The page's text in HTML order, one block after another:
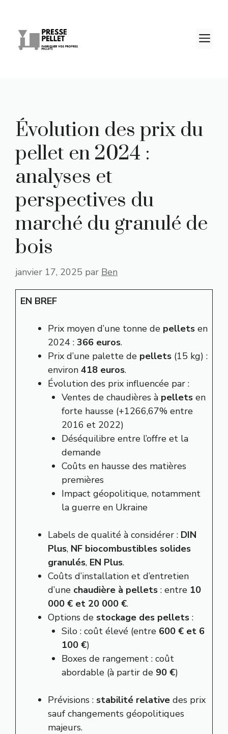
contenu
Évolution des prix du
pellet en 2024 :
analyses et
perspectives du
marché du granulé de
bois
janvier 17, 2025 par Ben
EN BREF
Prix moyen d’une tonne de pellets en
2024 : 366 euros.
Prix d’une palette de pellets (15 kg) :
environ 418 euros.
Évolution des prix influencée par :
Ventes de chaudières à pellets en
forte hausse (+1266,67% entre
2016 et 2022)
Déséquilibre entre l’offre et la
demande
Coûts en hausse des matières
premières
Impact géopolitique, notamment
la guerre en Ukraine
Labels de qualité à considérer : DIN
Plus, NF biocombustibles solides
granulés, EN Plus.
Coûts d’installation et d’entretien
d’une chaudière à pellets : entre 10
000 € et 20 000 €.
Options de stockage des pellets :
Silo : coût élevé (entre 600 € et 6
100 €)
Boxes de rangement : coût
abordable (à partir de 90 €)
Prévisions : stabilité relative des prix
sauf changements géopolitiques
majeurs.